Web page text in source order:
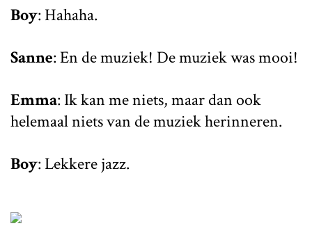
Boy: Hahaha.
Sanne: En de muziek! De muziek was mooi!
Emma: Ik kan me niets, maar dan ook
helemaal niets van de muziek herinneren.
Boy: Lekkere jazz.